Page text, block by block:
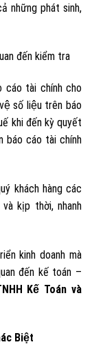
những phát sinh,
đến kiểm tra
tài chính cho
số liệu trên báo
khi đến kỳ quyết
báo cáo tài chính
khách hàng các
kịp thời, nhanh
kinh doanh mà
đến kế toán –
Kế Toán và
Biệt